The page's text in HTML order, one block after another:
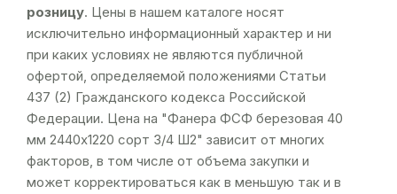
розницу. Цены в нашем каталоге носят
исключительно информационный характер и ни
при каких условиях не являются публичной
офертой, определяемой положениями Статьи
437 (2) Гражданского кодекса Российской
Федерации. Цена на "Фанера ФСФ березовая 40
мм 2440х1220 сорт 3/4 Ш2" зависит от многих
факторов, в том числе от объема закупки и
может корректироваться как в меньшую так и в